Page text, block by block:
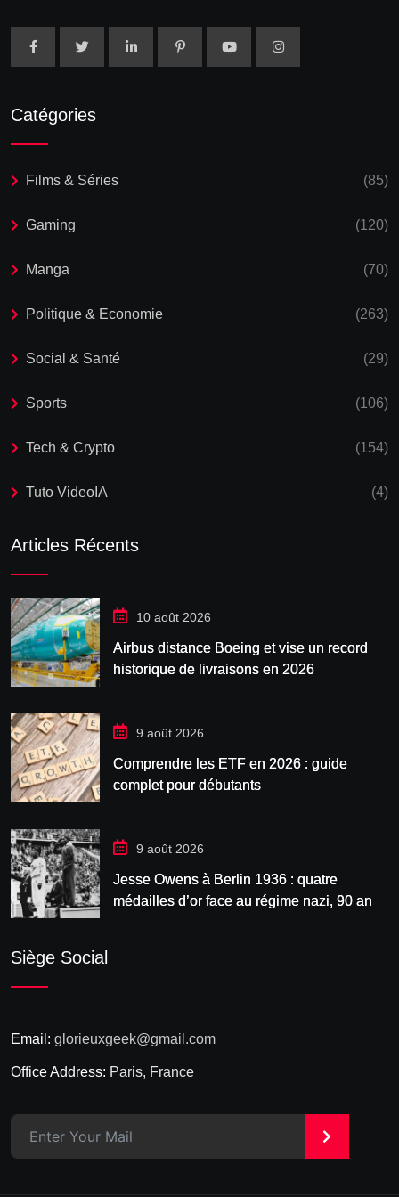
Catégories
Films & Séries (85)
Gaming (120)
Manga (70)
Politique & Economie (263)
Social & Santé (29)
Sports (106)
Tech & Crypto (154)
Tuto VideoIA (4)
Articles Récents
10 août 2026
Airbus distance Boeing et vise un record
historique de livraisons en 2026
9 août 2026
Comprendre les ETF en 2026 : guide
complet pour débutants
9 août 2026
Jesse Owens à Berlin 1936 : quatre
médailles d’or face au régime nazi, 90 ans
Siège Social
Email: glorieuxgeek@gmail.com
Office Address: Paris, France
>